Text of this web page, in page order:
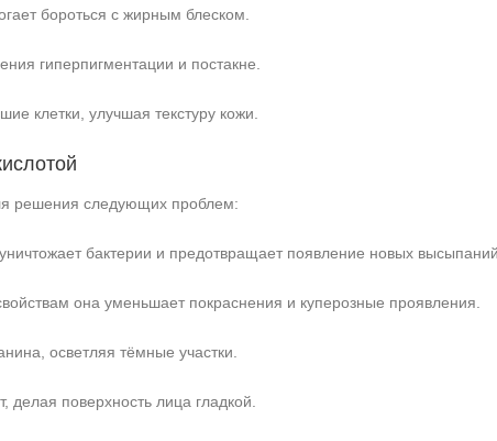
бороться с жирным блеском.
гиперпигментации и постакне.
клетки, улучшая текстуру кожи.
решения следующих проблем:
бактерии и предотвращает появление новых высыпаний.
она уменьшает покраснения и куперозные проявления.
осветляя тёмные участки.
делая поверхность лица гладкой.